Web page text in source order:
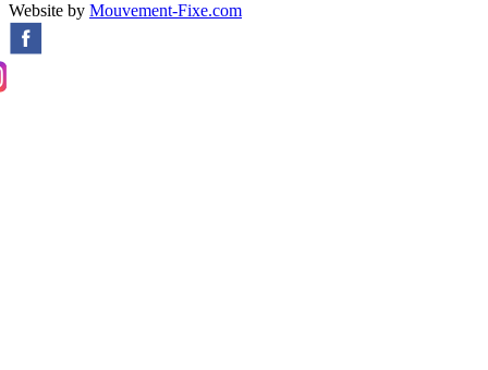
Website by Mouvement-Fixe.com